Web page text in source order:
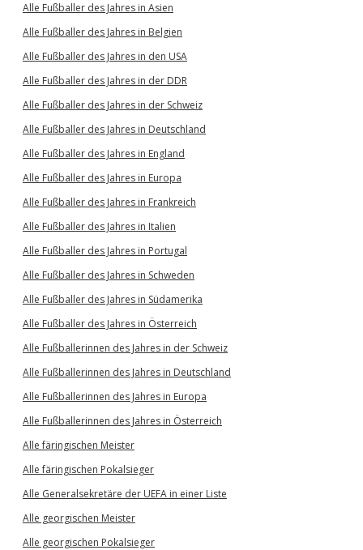
Alle Fußballer des Jahres in Asien
Alle Fußballer des Jahres in Belgien
Alle Fußballer des Jahres in den USA
Alle Fußballer des Jahres in der DDR
Alle Fußballer des Jahres in der Schweiz
Alle Fußballer des Jahres in Deutschland
Alle Fußballer des Jahres in England
Alle Fußballer des Jahres in Europa
Alle Fußballer des Jahres in Frankreich
Alle Fußballer des Jahres in Italien
Alle Fußballer des Jahres in Portugal
Alle Fußballer des Jahres in Schweden
Alle Fußballer des Jahres in Südamerika
Alle Fußballer des Jahres in Österreich
Alle Fußballerinnen des Jahres in der Schweiz
Alle Fußballerinnen des Jahres in Deutschland
Alle Fußballerinnen des Jahres in Europa
Alle Fußballerinnen des Jahres in Österreich
Alle färingischen Meister
Alle färingischen Pokalsieger
Alle Generalsekretäre der UEFA in einer Liste
Alle georgischen Meister
Alle georgischen Pokalsieger